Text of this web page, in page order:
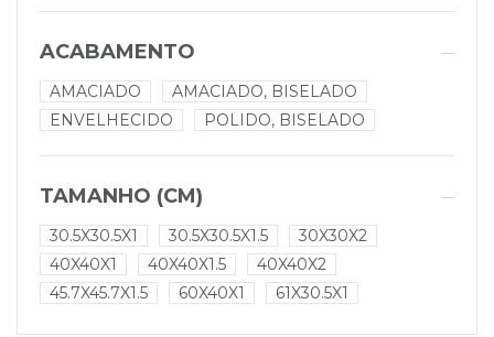
ACABAMENTO
AMACIADO
AMACIADO, BISELADO
ENVELHECIDO
POLIDO, BISELADO
TAMANHO (CM)
30.5X30.5X1 30.5X30.5X1.5
30X30X2
40X40X1
40X40X1.5
40X40X2
45.7X45.7X1.5
60X40X1 61X30.5X1